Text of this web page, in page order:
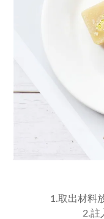
1.取出材料
2.註